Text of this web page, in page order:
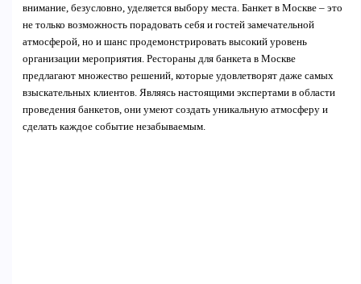
внимание, безусловно, уделяется выбору места. Банкет в Москве – это
не только возможность порадовать себя и гостей замечательной
атмосферой, но и шанс продемонстрировать высокий уровень
организации мероприятия. Рестораны для банкета в Москве
предлагают множество решений, которые удовлетворят даже самых
взыскательных клиентов. Являясь настоящими экспертами в области
проведения банкетов, они умеют создать уникальную атмосферу и
сделать каждое событие незабываемым.